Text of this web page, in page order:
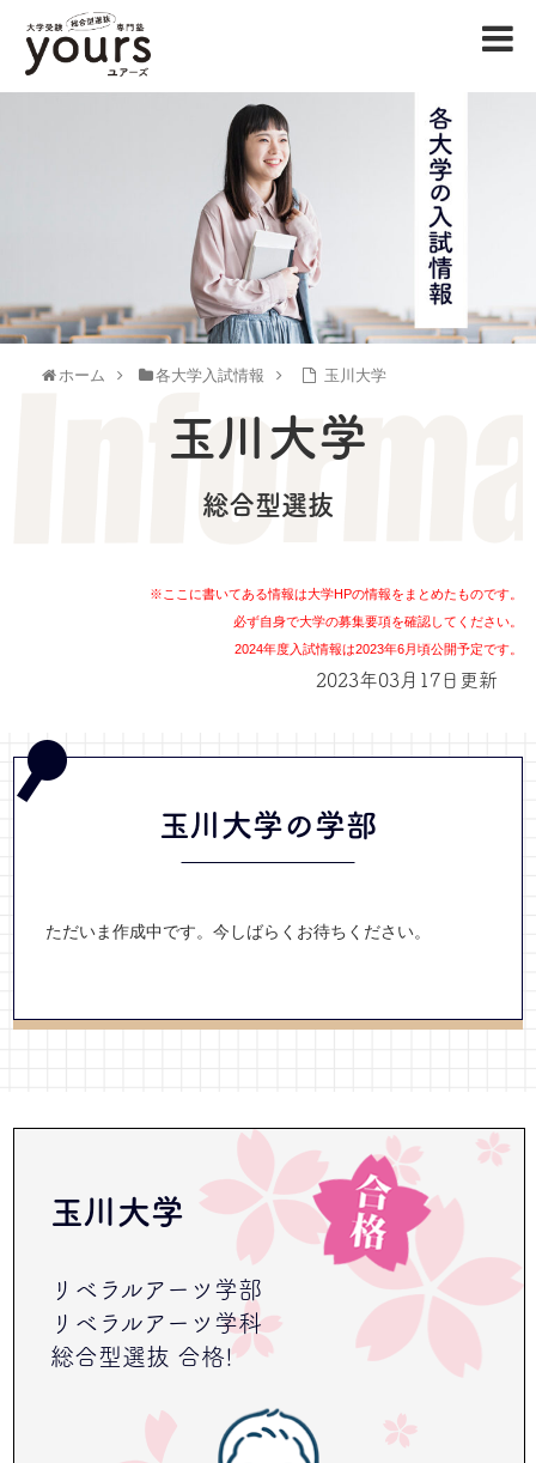
ホーム 各大学入試情報 玉川大学
玉川大学
総合型選抜
※ここに書いてある情報は大学HPの情報をまとめたものです。
必ず自身で大学の募集要項を確認してください。
2024年度入試情報は2023年6月頃公開予定です。
2023年03月17日更新
玉川大学の学部
ただいま作成中です。今しばらくお待ちください。
玉川大学
リベラルアーツ学部
リベラルアーツ学科
総合型選抜 合格!